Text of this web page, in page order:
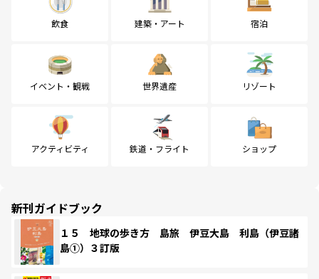
飲食 建築・アート 宿泊
イベント・観戦 世界遺産 リゾート
アクティビティ 鉄道・フライト ショップ
新刊ガイドブック
１５ 地球の歩き方 島旅 伊豆大島 利島（伊豆諸
島①）３訂版